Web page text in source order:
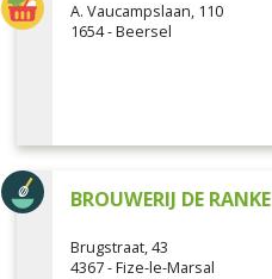
A. Vaucampslaan, 110
1654 - Beersel
BROUWERIJ DE RANKE
Brugstraat, 43
4367 - Fize-le-Marsal